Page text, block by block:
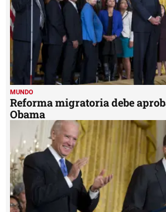
MUNDO
Reforma migratoria debe
Obama